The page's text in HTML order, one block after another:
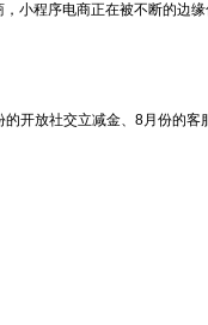
小程序电商正在被不断的边
的开放社交立减金、8月份的